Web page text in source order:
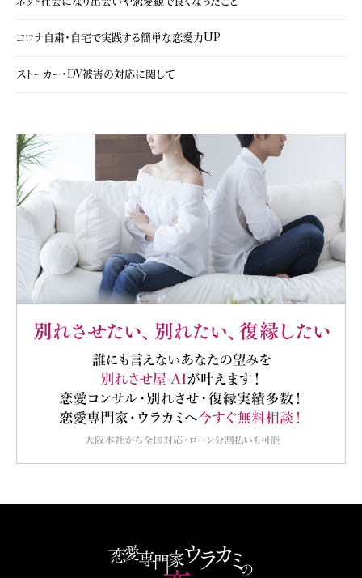
コロナ自粛・自宅で実践する簡単な恋愛力UP
ストーカー・DV被害の対応に関して